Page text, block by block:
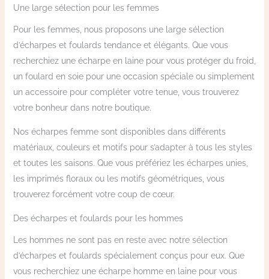
Une large sélection pour les femmes
Pour les femmes, nous proposons une large sélection
d’écharpes et foulards tendance et élégants. Que vous
recherchiez une écharpe en laine pour vous protéger du froid,
un foulard en soie pour une occasion spéciale ou simplement
un accessoire pour compléter votre tenue, vous trouverez
votre bonheur dans notre boutique.
Nos écharpes femme sont disponibles dans différents
matériaux, couleurs et motifs pour s’adapter à tous les styles
et toutes les saisons. Que vous préfériez les écharpes unies,
les imprimés floraux ou les motifs géométriques, vous
trouverez forcément votre coup de cœur.
Des écharpes et foulards pour les hommes
Les hommes ne sont pas en reste avec notre sélection
d’écharpes et foulards spécialement conçus pour eux. Que
vous recherchiez une écharpe homme en laine pour vous